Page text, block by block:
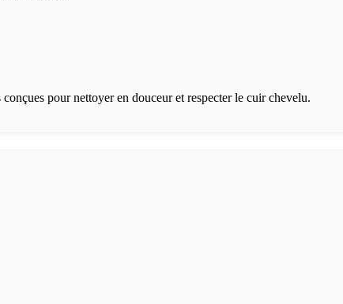
pour nettoyer en douceur et respecter le cuir chevelu.